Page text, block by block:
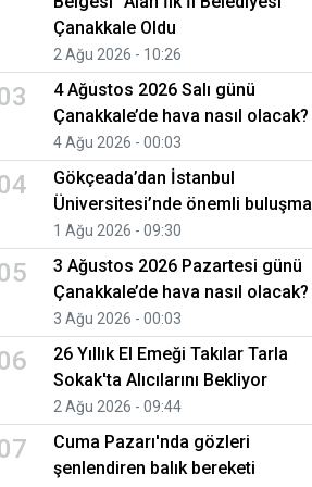
Çanakkale Oldu
2 Ağu 2026 - 10:26
4 Ağustos 2026 Salı günü
Çanakkale’de hava nasıl olacak?
4 Ağu 2026 - 00:03
Gökçeada’dan İstanbul
Üniversitesi’nde önemli buluşma
1 Ağu 2026 - 09:30
3 Ağustos 2026 Pazartesi günü
Çanakkale’de hava nasıl olacak?
3 Ağu 2026 - 00:03
26 Yıllık El Emeği Takılar Tarla
Sokak'ta Alıcılarını Bekliyor
2 Ağu 2026 - 09:44
Cuma Pazarı'nda gözleri
şenlendiren balık bereketi